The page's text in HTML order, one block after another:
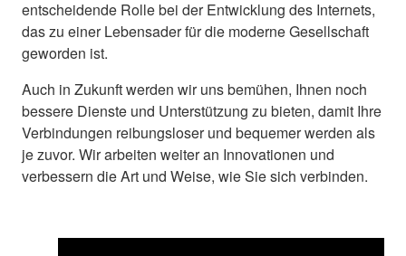
entscheidende Rolle bei der Entwicklung des Internets,
das zu einer Lebensader für die moderne Gesellschaft
geworden ist.
Auch in Zukunft werden wir uns bemühen, Ihnen noch
bessere Dienste und Unterstützung zu bieten, damit Ihre
Verbindungen reibungsloser und bequemer werden als
je zuvor. Wir arbeiten weiter an Innovationen und
verbessern die Art und Weise, wie Sie sich verbinden.